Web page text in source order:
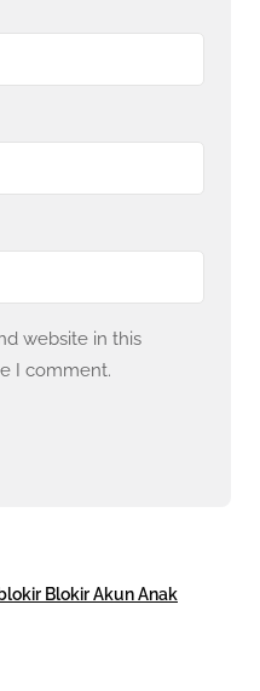
website in this
I comment.
Blokir Akun Anak